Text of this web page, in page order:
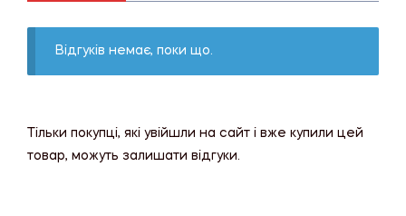
Відгуків немає, поки що.
Тільки покупці, які увійшли на сайт і вже купили цей
товар, можуть залишати відгуки.